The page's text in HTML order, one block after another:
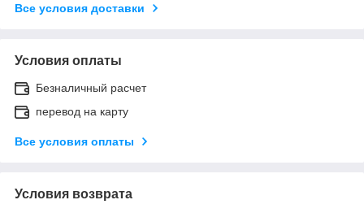
Все условия доставки
Условия оплаты
Безналичный расчет
перевод на карту
Все условия оплаты
Условия возврата